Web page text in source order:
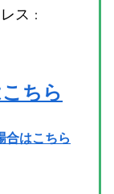
ス ：
ちら
合はこちら